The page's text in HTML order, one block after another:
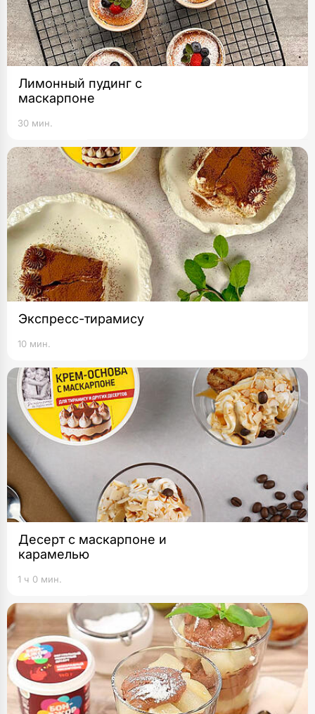
Лимонный пудинг с
маскарпоне
30 мин.
Экспресс-тирамису
10 мин.
Десерт с маскарпоне и
карамелью
1 ч 0 мин.